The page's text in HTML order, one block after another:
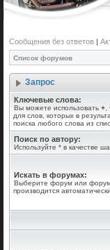
Сообщения без ответов |
Список форумов
Запрос
Ключевые слова:
Вы можете использовать +
для слов, которых в
поиска любого слова из
Поиск по автору:
Используйте * в качестве
Искать в форумах:
Выберите форум или
производится